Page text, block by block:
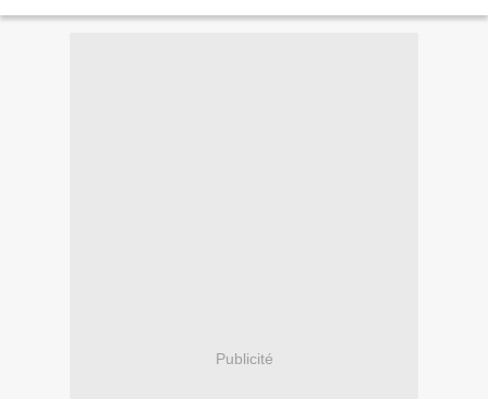
Publicité